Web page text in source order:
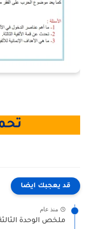
قد يعجبك ايضا
منذ عام
ملخص الوحدة